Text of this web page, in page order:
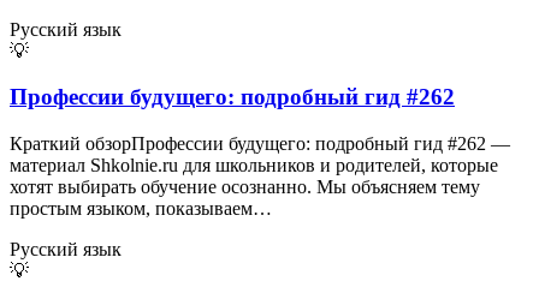
Русский язык
💡
Профессии будущего: подробный гид #262
Краткий обзорПрофессии будущего: подробный гид #262 —
материал Shkolnie.ru для школьников и родителей, которые
хотят выбирать обучение осознанно. Мы объясняем тему
простым языком, показываем…
Русский язык
💡